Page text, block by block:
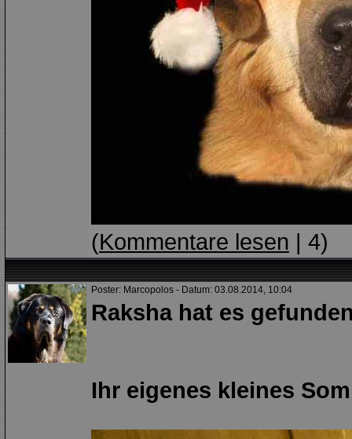
(Kommentare lesen | 4)
Poster: Marcopolos - Datum: 03.08.2014, 10:04
Raksha hat es
Ihr eigenes kleines